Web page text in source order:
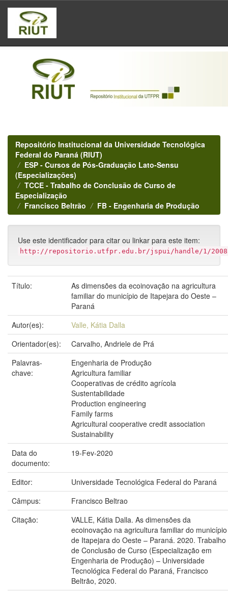
Skip
navigation
Repositório Institucional da Universidade Tecnológica
Federal do Paraná (RIUT)
ESP - Cursos de Pós-Graduação Lato-Sensu
(Especializações)
TCCE - Trabalho de Conclusão de Curso de
Especialização
Francisco Beltrão
FB - Engenharia de Produção
Use este identificador para citar ou linkar para este item:
http://repositorio.utfpr.edu.br/jspui/handle/1/
Título:
As dimensões da ecoinovação na agricultura
familiar do município de Itapejara do Oeste –
Paraná
Autor(es):
Valle, Kátia Dalla
Orientador(es):
Carvalho, Andriele de Prá
Palavras-
chave:
Engenharia de Produção
Agricultura familiar
Cooperativas de crédito agrícola
Sustentabilidade
Production engineering
Family farms
Agricultural cooperative credit association
Sustainability
Data do
documento:
19-Fev-2020
Editor:
Universidade Tecnológica Federal do Paraná
Câmpus:
Francisco Beltrao
Citação:
VALLE, Kátia Dalla. As dimensões da
ecoinovação na agricultura familiar do município
de Itapejara do Oeste – Paraná. 2020. Trabalho
de Conclusão de Curso (Especialização em
Engenharia de Produção) – Universidade
Tecnológica Federal do Paraná, Francisco
Beltrão, 2020.